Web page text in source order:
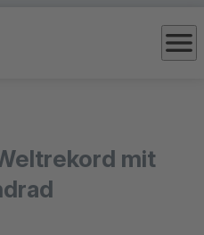
menu
mit